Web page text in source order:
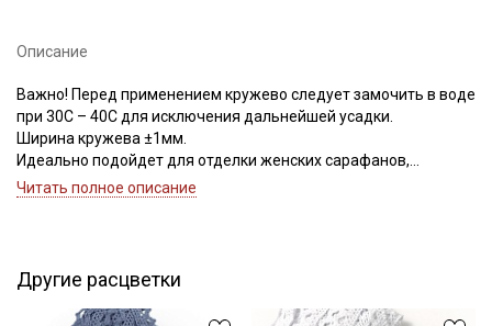
Описание
Важно! Перед применением кружево следует замочить в воде
при 30С – 40С для исключения дальнейшей усадки.
Ширина кружева ±1мм.
Идеально подойдет для отделки женских сарафанов,
платьев, юбок, рукавов.
Цветопередача может отличаться от оригинального цвета в
зависимости от настроек вашего монитора и в зависимости от
Читать полное описание
Другие расцветки